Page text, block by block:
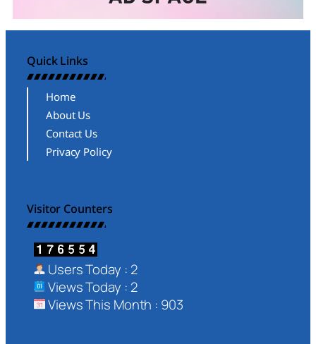
Quick Links
Home
About Us
Contact Us
Privacy Policy
Visitor Counters
Users Today : 2
Views Today : 2
Views This Month : 903